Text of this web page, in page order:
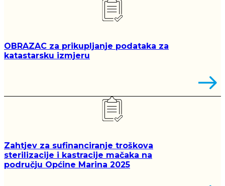
OBRAZAC za prikupljanje podataka za
katastarsku izmjeru
Zahtjev za sufinanciranje troškova
sterilizacije i kastracije mačaka na
području Općine Marina 2025